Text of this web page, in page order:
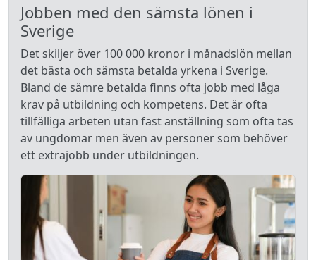
Jobben med den sämsta lönen i
Sverige
Det skiljer över 100 000 kronor i månadslön mellan
det bästa och sämsta betalda yrkena i Sverige.
Bland de sämre betalda finns ofta jobb med låga
krav på utbildning och kompetens. Det är ofta
tillfälliga arbeten utan fast anställning som ofta tas
av ungdomar men även av personer som behöver
ett extrajobb under utbildningen.